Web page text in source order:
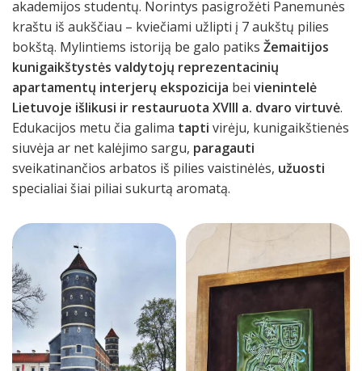
akademijos studentų. Norintys pasigrožėti Panemunės
kraštu iš aukščiau – kviečiami užlipti į 7 aukštų pilies
bokštą. Mylintiems istoriją be galo patiks Žemaitijos
kunigaikštystės valdytojų reprezentacinių
apartamentų interjerų ekspozicija bei vienintelė
Lietuvoje išlikusi ir restauruota XVIII a. dvaro virtuvė.
Edukacijos metu čia galima tapti virėju, kunigaikštienės
siuvėja ar net kalėjimo sargu, paragauti
sveikatinančios arbatos iš pilies vaistinėlės, užuosti
specialiai šiai piliai sukurtą aromatą.